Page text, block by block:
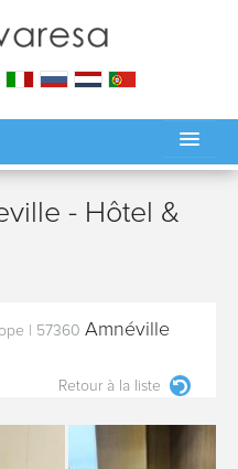
- Hôtel &
57360 Amnéville
Retour à la liste